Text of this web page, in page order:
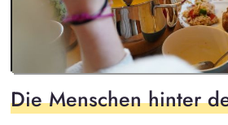
Die Menschen hinter